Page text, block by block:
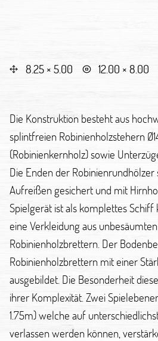
8.25 × 5.00 12.00 × 8.00
Die Konstruktion besteht aus
splintfreien Robinienholzstehern
(Robinienkernholz) sowie
Die Enden der
Aufreißen gesichert und mit
Spielgerät ist als komplettes
eine Verkleidung aus
Robinienholzbrettern. Der
Robinienholzbrettern mit einer
ausgebildet. Die Besonderheit
ihrer Komplexität. Zwei
1.75m) welche auf
verlassen werden können,